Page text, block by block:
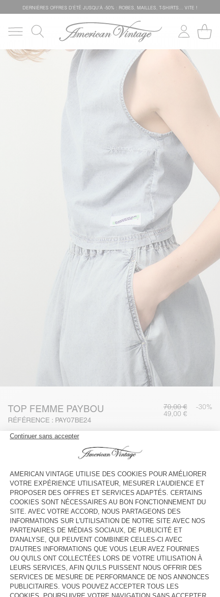
DERNIÈRES OFFRES D'ÉTÊ JUSQU'À -50% : ROBES, MAILLES, T-SHIRTS... VITE !
TOP FEMME PAYBOU
RÉFÉRENCE : PAY07BE24
70,00 € -30%
49,00 €
| BLUE SNOW
S M L
Le mannequin mesure 178 cm et porte une taille S
GUIDE DES TAILLES
Livraison estiméeentre le mercredi 12 août et le vendredi 14
août
AJOUTER AU PANIER